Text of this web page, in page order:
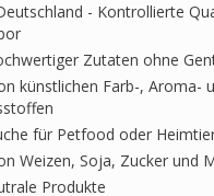
- Kontrollierte
Zutaten ohne
künstlichen Farb-, Aroma-
für Petfood oder
Weizen, Soja, Zucker und
Produkte